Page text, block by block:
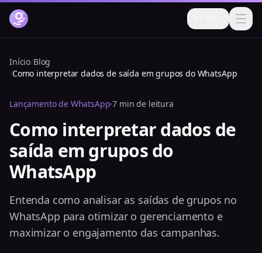
Funcionalidades
Preços
FAQ
Blog
Ajuda
Login
Testar grátis agora
Início/Blog
/Como interpretar dados de saída em grupos do WhatsApp
Lançamento de WhatsApp·7 min de leitura
Como interpretar dados de
saída em grupos do
WhatsApp
Entenda como analisar as saídas de grupos no
WhatsApp para otimizar o gerenciamento e
maximizar o engajamento das campanhas.